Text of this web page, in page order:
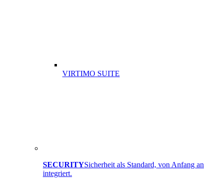
VIRTIMO SUITE
SECURITYSicherheit als Standard, von Anfang an
integriert.